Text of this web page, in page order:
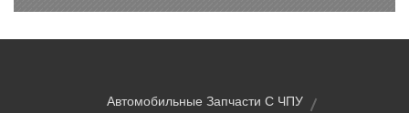
Автомобильные Запчасти С ЧПУ